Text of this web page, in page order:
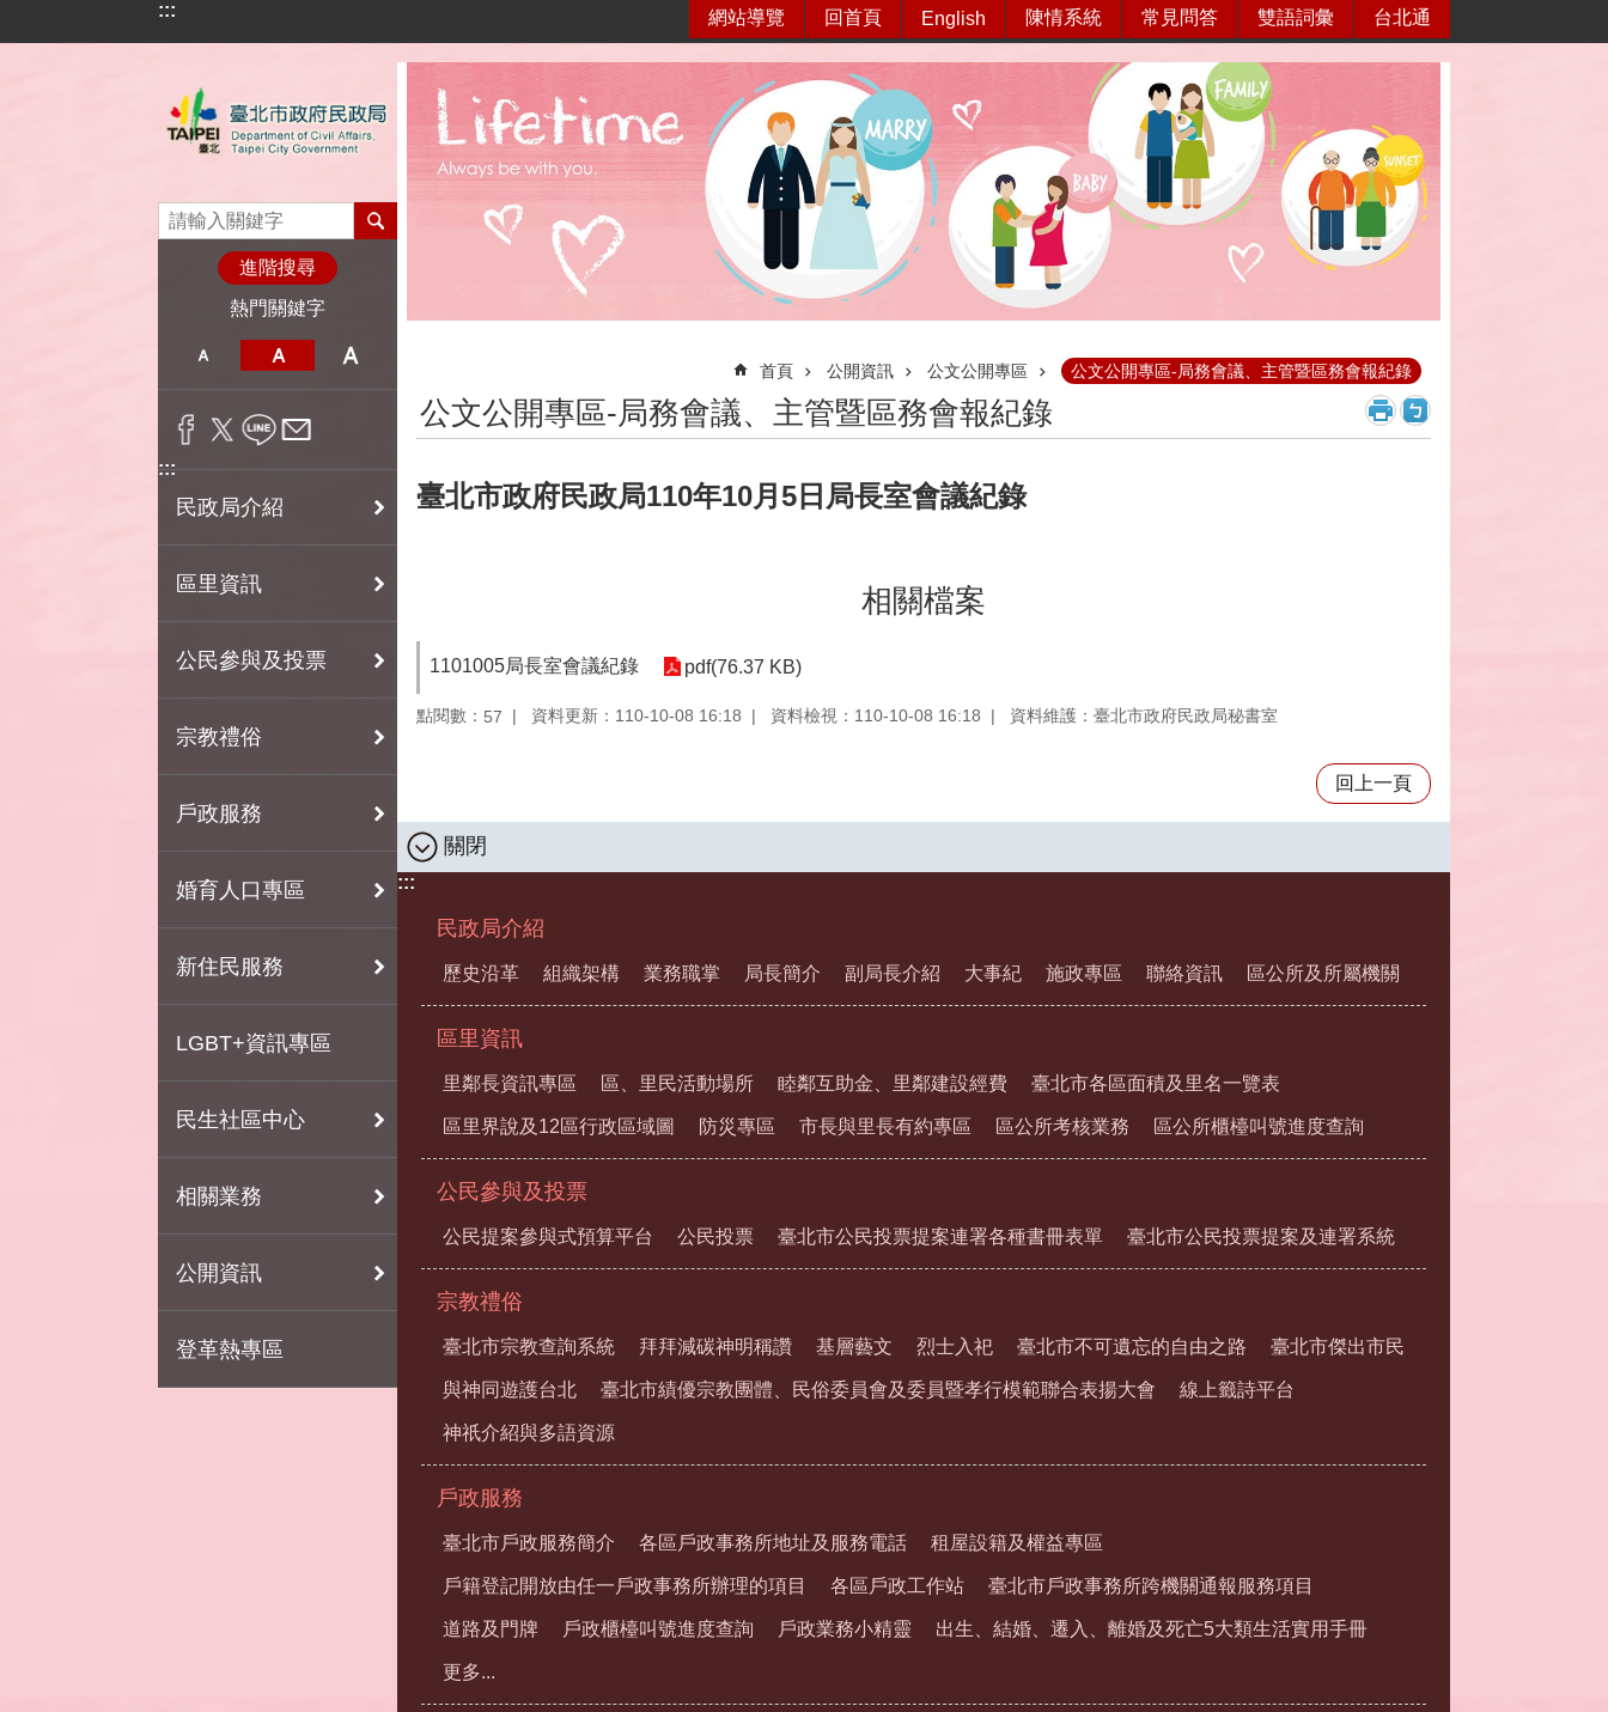
跳到主要內容區塊
::: 網站導覽 回首頁 English 陳情系統 常見問答 雙語詞彙 台北通
進階搜尋
熱門關鍵字
:::
民政局介紹
區里資訊
公民參與及投票
宗教禮俗
戶政服務
婚育人口專區
新住民服務
LGBT+資訊專區
民生社區中心
相關業務
公開資訊
登革熱專區
首頁 公開資訊 公文公開專區 公文公開專區-局務會議、主管暨區務會報紀錄
公文公開專區-局務會議、主管暨區務會報紀錄
臺北市政府民政局110年10月5日局長室會議紀錄
相關檔案
1101005局長室會議紀錄 pdf(76.37 KB)
點閱數： 57 資料更新：110-10-08 16:18 資料檢視：110-10-08 16:18 資料維護：臺北市政府民政局秘書室
回上一頁
關閉
:::
民政局介紹
歷史沿革 組織架構 業務職掌 局長簡介 副局長介紹 大事紀 施政專區 聯絡資訊 區公所及所屬機關
區里資訊
里鄰長資訊專區 區、里民活動場所 睦鄰互助金、里鄰建設經費 臺北市各區面積及里名一覽表
區里界說及12區行政區域圖 防災專區 市長與里長有約專區 區公所考核業務 區公所櫃檯叫號進度查詢
公民參與及投票
公民提案參與式預算平台 公民投票 臺北市公民投票提案連署各種書冊表單 臺北市公民投票提案及連署系統
宗教禮俗
臺北市宗教查詢系統 拜拜減碳神明稱讚 基層藝文 烈士入祀 臺北市不可遺忘的自由之路 臺北市傑出市民
與神同遊護台北 臺北市績優宗教團體、民俗委員會及委員暨孝行模範聯合表揚大會 線上籤詩平台
神祇介紹與多語資源
戶政服務
臺北市戶政服務簡介 各區戶政事務所地址及服務電話 租屋設籍及權益專區
戶籍登記開放由任一戶政事務所辦理的項目 各區戶政工作站 臺北市戶政事務所跨機關通報服務項目
道路及門牌 戶政櫃檯叫號進度查詢 戶政業務小精靈 出生、結婚、遷入、離婚及死亡5大類生活實用手冊
更多...